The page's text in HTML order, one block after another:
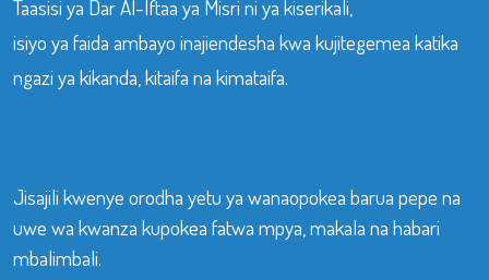
Taasisi ya Dar Al-Iftaa ya Misri ni ya kiserikali,
isiyo ya faida ambayo inajiendesha kwa kujitegemea katika
ngazi ya kikanda, kitaifa na kimataifa.
Jisajili kwenye orodha yetu ya wanaopokea barua pepe na
uwe wa kwanza kupokea fatwa mpya, makala na habari
mbalimbali.